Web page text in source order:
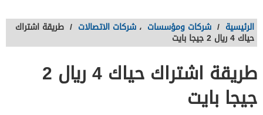
الرئيسية / شركات ومؤسسات ، شركات الاتصالات / طريقة اشتراك
حياك 4 ريال 2 جيجا بايت
طريقة اشتراك حياك 4 ريال 2
جيجا بايت